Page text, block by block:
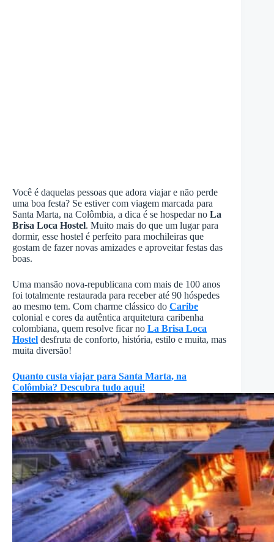
Você é daquelas pessoas que adora viajar e não perde
uma boa festa? Se estiver com viagem marcada para
Santa Marta, na Colômbia, a dica é se hospedar no La
Brisa Loca Hostel. Muito mais do que um lugar para
dormir, esse hostel é perfeito para mochileiras que
gostam de fazer novas amizades e aproveitar festas das
boas.
Uma mansão nova-republicana com mais de 100 anos
foi totalmente restaurada para receber até 90 hóspedes
ao mesmo tem. Com charme clássico do Caribe
colonial e cores da autêntica arquitetura caribenha
colombiana, quem resolve ficar no La Brisa Loca
Hostel desfruta de conforto, história, estilo e muita, mas
muita diversão!
Quanto custa viajar para Santa Marta, na
Colômbia? Descubra tudo aqui!